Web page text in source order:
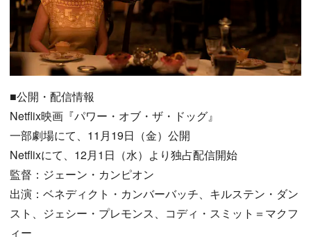
■公開・配信情報
Netflix映画『パワー・オブ・ザ・ドッグ』
一部劇場にて、11月19日（金）公開
Netflixにて、12月1日（水）より独占配信開始
監督：ジェーン・カンピオン
出演：ベネディクト・カンバーバッチ、キルステン・ダン
スト、ジェシー・プレモンス、コディ・スミット＝マクフ
ィー